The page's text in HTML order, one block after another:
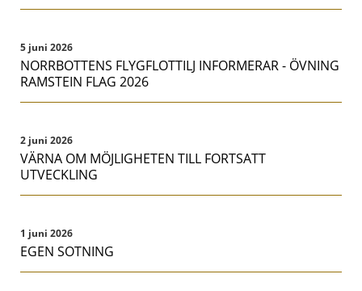
5 juni 2026
NORRBOTTENS FLYGFLOTTILJ INFORMERAR - ÖVNING
RAMSTEIN FLAG 2026
2 juni 2026
VÄRNA OM MÖJLIGHETEN TILL FORTSATT
UTVECKLING
1 juni 2026
EGEN SOTNING